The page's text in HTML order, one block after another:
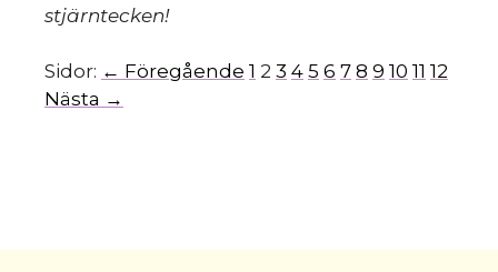
stjärntecken!
Sidor: ← Föregående 1 2 3 4 5 6 7 8 9 10 11 12
Nästa →